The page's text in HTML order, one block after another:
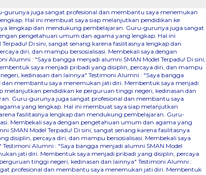
gurunya juga sangat profesional dan membantu saya menemukan
Hal ini membuat saya siap melanjutkan pendidikan ke
lengkap dan mendukung pembelajaran. Guru-gurunya juga sangat
pengetahuan umum dan agama yang lengkap. Hal ini
Di sini, sangat senang karena fasilitasnya lengkap dan
diri, dan mampu bersosialisasi. Membekali saya dengan
Alumni : "Saya bangga menjadi alumni SMAN Model Terpadu! Di sini,
saya menjadi pribadi yang disiplin, percaya diri, dan mampu
kedinasan dan lainnya" Testimoni Alumni : "Saya bangga
membantu saya menemukan jati diri. Membentuk saya menjadi
pendidikan ke perguruan tinggi negeri, kedinasan dan
Guru-gurunya juga sangat profesional dan membantu saya
yang lengkap. Hal ini membuat saya siap melanjutkan
fasilitasnya lengkap dan mendukung pembelajaran. Guru-
Membekali saya dengan pengetahuan umum dan agama yang
SMAN Model Terpadu! Di sini, sangat senang karena fasilitasnya
percaya diri, dan mampu bersosialisasi. Membekali saya
Testimoni Alumni : "Saya bangga menjadi alumni SMAN Model
jati diri. Membentuk saya menjadi pribadi yang disiplin, percaya
tinggi negeri, kedinasan dan lainnya" Testimoni Alumni :
profesional dan membantu saya menemukan jati diri. Membentuk